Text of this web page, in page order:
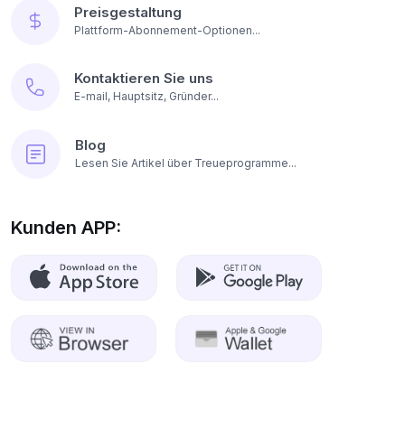
Preisgestaltung
Plattform-Abonnement-Optionen...
Kontaktieren Sie uns
E-mail, Hauptsitz, Gründer...
Blog
Lesen Sie Artikel über Treueprogramme...
Kunden APP: